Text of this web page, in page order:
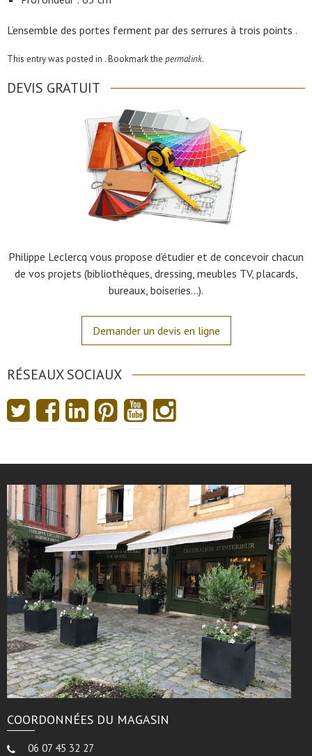
L’ensemble des portes ferment par des serrures à trois points .
This entry was posted in . Bookmark the permalink.
DEVIS GRATUIT
Philippe Leclercq vous propose d’étudier et de concevoir chacun
de vos projets (bibliothèques, dressing, meubles TV, placards,
bureaux, boiseries…).
Demander un devis en ligne
RÉSEAUX SOCIAUX
COORDONNÉES DU MAGASIN
06 07 45 32 27